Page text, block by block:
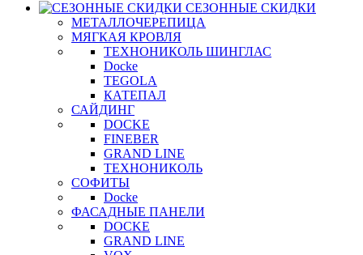
СЕЗОННЫЕ СКИДКИ
МЕТАЛЛОЧЕРЕПИЦА
МЯГКАЯ КРОВЛЯ
ТЕХНОНИКОЛЬ ШИНГЛАС
Docke
TEGOLA
КАТЕПАЛ
САЙДИНГ
DOCKE
FINEBER
GRAND LINE
ТЕХНОНИКОЛЬ
СОФИТЫ
Docke
ФАСАДНЫЕ ПАНЕЛИ
DOCKE
GRAND LINE